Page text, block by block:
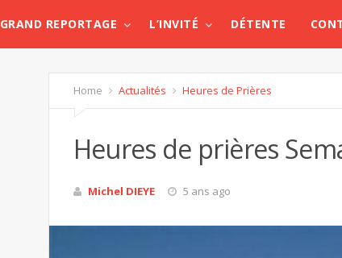
GRAND REPORTAGE L’INVITÉ DÉTENTE
Home Actualités Heures de Prières
Heures de prières
Michel DIEYE 5 ans ago